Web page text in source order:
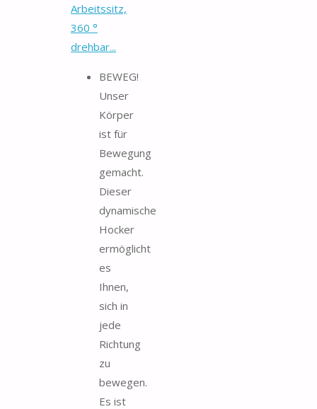
Arbeitssitz,
360 °
drehbar...
BEWEG!
Unser
Körper
ist für
Bewegung
gemacht.
Dieser
dynamische
Hocker
ermöglicht
es
Ihnen,
sich in
jede
Richtung
zu
bewegen.
Es ist